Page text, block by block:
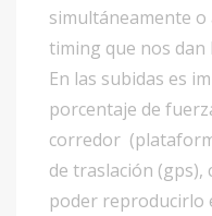
simultáneamente
timing que nos
En las subidas es
porcentaje de
corredor
de traslación (gps),
poder reproducirlo